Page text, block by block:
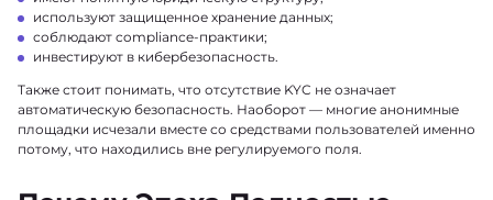
используют защищенное хранение данных;
соблюдают compliance-практики;
инвестируют в кибербезопасность.
Также стоит понимать, что отсутствие KYC не означает
автоматическую безопасность. Наоборот — многие анонимные
площадки исчезали вместе со средствами пользователей именно
потому, что находились вне регулируемого поля.